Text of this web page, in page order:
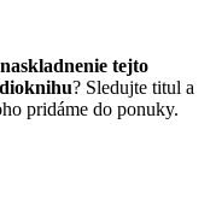
tejto
? Sledujte titul a
pridáme do ponuky.